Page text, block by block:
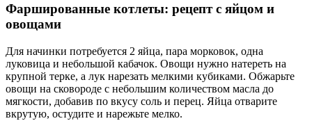
Фаршированные котлеты: рецепт с яйцом и
овощами
Для начинки потребуется 2 яйца, пара морковок, одна
луковица и небольшой кабачок. Овощи нужно натереть на
крупной терке, а лук нарезать мелкими кубиками. Обжарьте
овощи на сковороде с небольшим количеством масла до
мягкости, добавив по вкусу соль и перец. Яйца отварите
вкрутую, остудите и нарежьте мелко.